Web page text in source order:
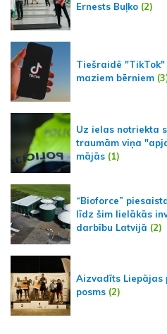
Ernests Buļko (2)
Tiešraidē
maziem bērniem
Uz ielas notriekta
traumām viņa
mājās (1)
“Bioforce”
līdz šim lielākās
darbību Latvijā (2)
Aizvadīts Liepājas
posms (2)